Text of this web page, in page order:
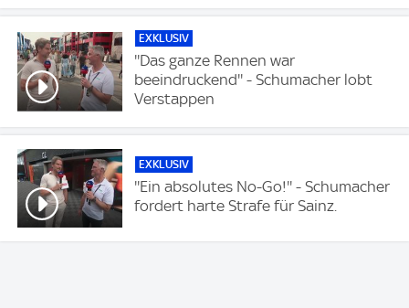
EXKLUSIV
''Das ganze Rennen war
beeindruckend'' - Schumacher lobt
Verstappen
EXKLUSIV
''Ein absolutes No-Go!'' - Schumacher
fordert harte Strafe für Sainz.